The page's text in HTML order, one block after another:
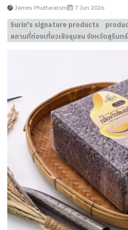
James Phuttaratorn 7 Jun 2026
Surin's signature products
สถานที่ท่องเที่ยวเชิงชุมชน จังหวัดสุรินทร์